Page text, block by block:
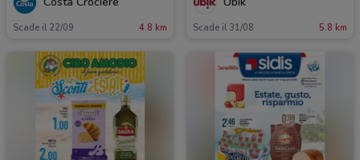
Scade il 22/09 4.8 km Scade il 31/08 5.8 km